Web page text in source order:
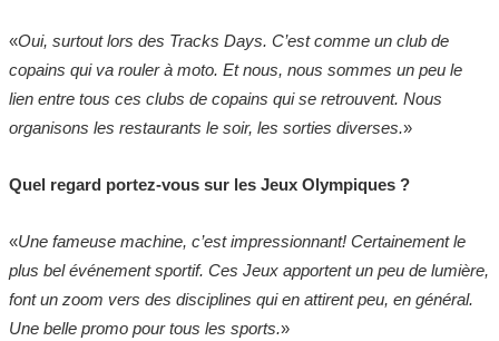
«Oui, surtout lors des Tracks Days. C’est comme un club de
copains qui va rouler à moto. Et nous, nous sommes un peu le
lien entre tous ces clubs de copains qui se retrouvent. Nous
organisons les restaurants le soir, les sorties diverses.»
Quel regard portez-vous sur les Jeux Olympiques ?
«Une fameuse machine, c’est impressionnant! Certainement le
plus bel événement sportif. Ces Jeux apportent un peu de lumière,
font un zoom vers des disciplines qui en attirent peu, en général.
Une belle promo pour tous les sports.»